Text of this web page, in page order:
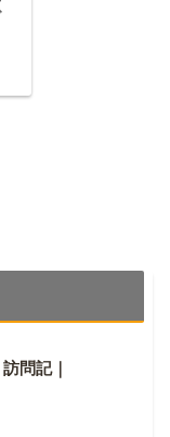
問記｜